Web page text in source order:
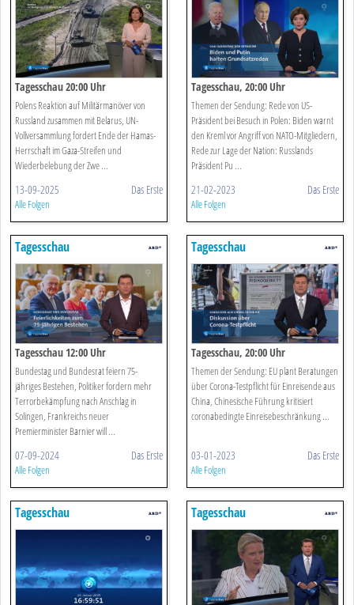
Tagesschau 20:00 Uhr
Polens Reaktion auf Militärmanöver von
Russland zusammen mit Belarus, UN-
Vollversammlung fordert Ende der Hamas-
Herrschaft im Gaza-Streifen und
Wiederbelebung der Zwe ...
13-09-2025 Das Erste
Alle Folgen
Tagesschau, 20:00 Uhr
Themen der Sendung: Rede von US-
Präsident bei Besuch in Polen: Biden warnt
den Kreml vor Angriff von NATO-Mitgliedern,
Rede zur Lage der Nation: Russlands
Präsident Pu ...
21-02-2023 Das Erste
Alle Folgen
Tagesschau
Tagesschau 12:00 Uhr
Bundestag und Bundesrat feiern 75-
jähriges Bestehen, Politiker fordern mehr
Terrorbekämpfung nach Anschlag in
Solingen, Frankreichs neuer
Premierminister Barnier will ...
07-09-2024 Das Erste
Alle Folgen
Tagesschau
Tagesschau, 20:00 Uhr
Themen der Sendung: EU plant Beratungen
über Corona-Testpflicht für Einreisende aus
China, Chinesische Führung kritisiert
coronabedingte Einreisebeschränkung ...
03-01-2023 Das Erste
Alle Folgen
Tagesschau Tagesschau